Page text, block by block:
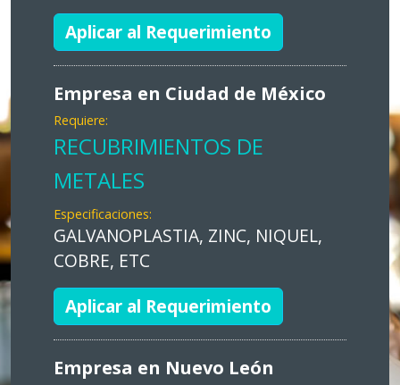
Aplicar al Requerimiento
Empresa en Ciudad de México
Requiere:
RECUBRIMIENTOS DE
METALES
Especificaciones:
GALVANOPLASTIA, ZINC, NIQUEL,
COBRE, ETC
Aplicar al Requerimiento
Empresa en Nuevo León